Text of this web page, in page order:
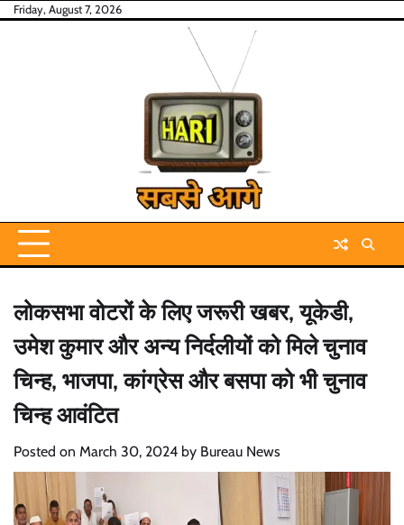
SkipFriday, August 7, 2026
लोकसभा वोटरों के लिए जरूरी खबर, यूकेडी,
उमेश कुमार और अन्य निर्दलीयों को मिले चुनाव
चिन्ह, भाजपा, कांग्रेस और बसपा को भी चुनाव
चिन्ह आवंटित
Posted on March 30, 2024 by Bureau News